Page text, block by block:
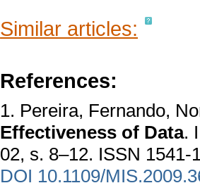
Similar articles:
References:
1. Pereira, Fernando,
Effectiveness of Data.
02, s. 8–12. ISSN 1541-
DOI 10.1109/